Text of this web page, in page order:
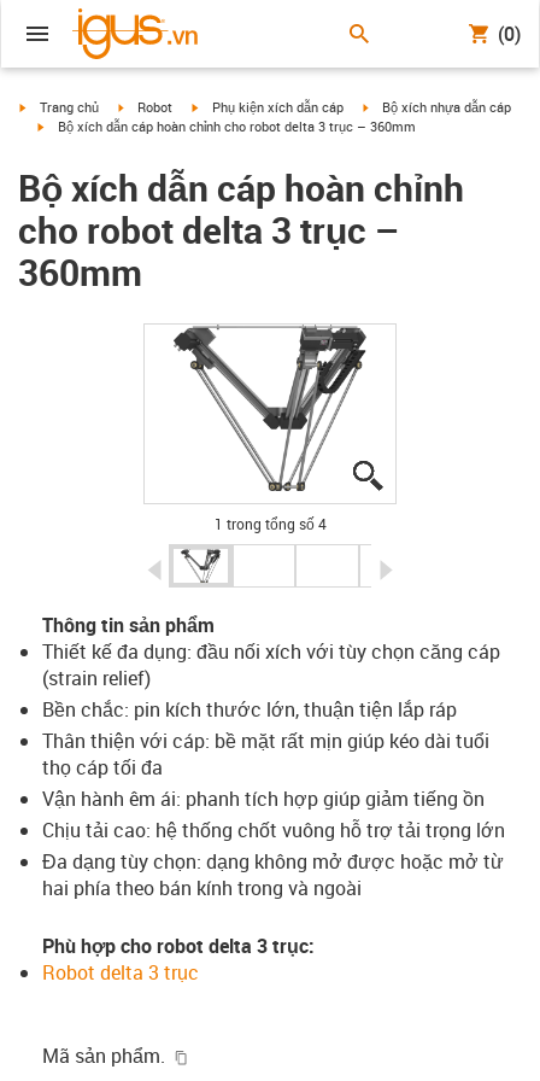
(0)
igus-icon-arrow-right
Trang chủ igus-icon-arrow-right
Robot igus-icon-arrow-right
Phụ kiện xích dẫn cáp igus-icon-arrow-right
Bộ xích nhựa dẫn cáp
igus-icon-arrow-right
Bộ xích dẫn cáp hoàn chỉnh cho robot delta 3 trục – 360mm
Bộ xích dẫn cáp hoàn chỉnh
cho robot delta 3 trục –
360mm
1 trong tổng số 4
igus-icon-arrow-left
Thông tin sản phẩm
Thiết kế đa dụng: đầu nối xích với tùy chọn căng cáp
(strain relief)
Bền chắc: pin kích thước lớn, thuận tiện lắp ráp
Thân thiện với cáp: bề mặt rất mịn giúp kéo dài tuổi
thọ cáp tối đa
Vận hành êm ái: phanh tích hợp giúp giảm tiếng ồn
Chịu tải cao: hệ thống chốt vuông hỗ trợ tải trọng lớn
Đa dạng tùy chọn: dạng không mở được hoặc mở từ
hai phía theo bán kính trong và ngoài
Phù hợp cho robot delta 3 trục:
Robot delta 3 trục
Mã sản phẩm.